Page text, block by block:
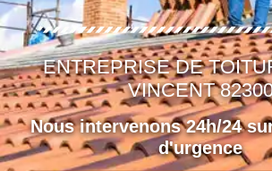
ENTREPRISE DE
VINCENT
Nous intervenons 24h/24
d'urgence